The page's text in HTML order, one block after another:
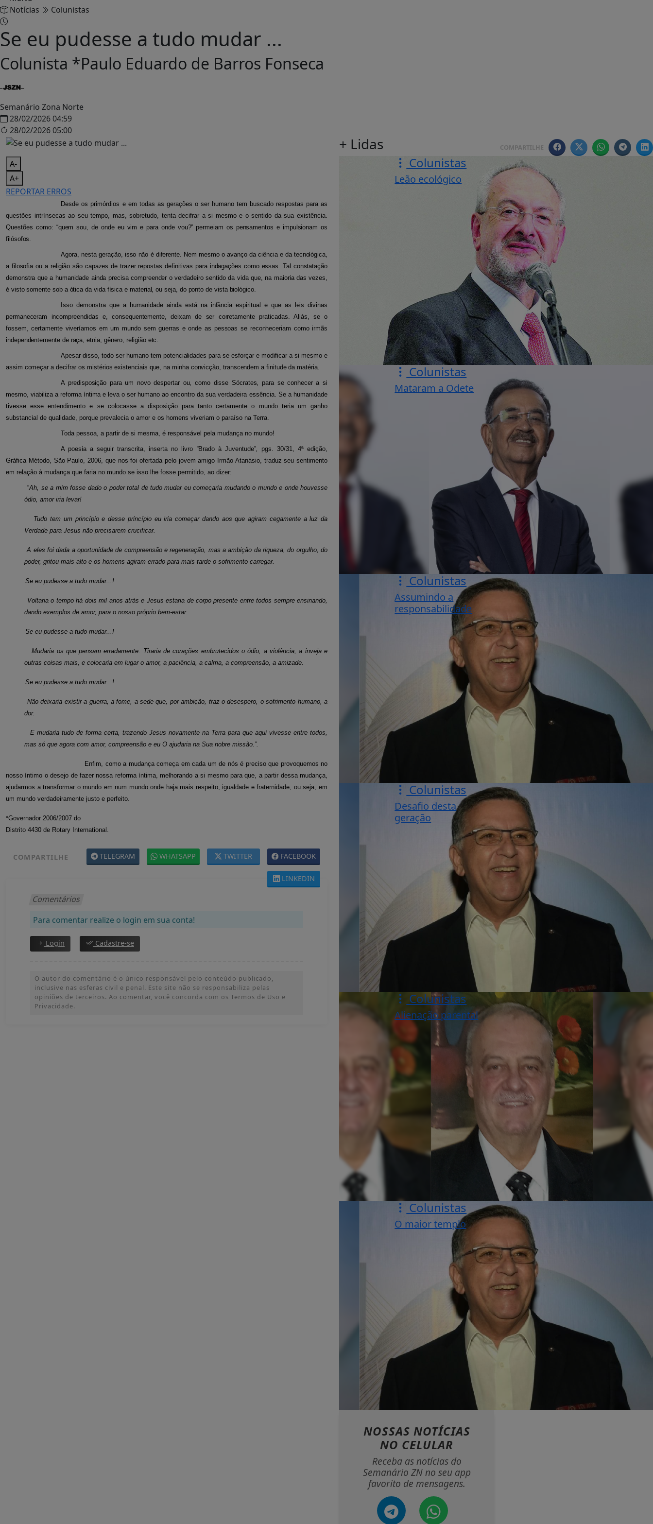
Notícias
Colunistas
Se eu pudesse a tudo mudar ...
Colunista *Paulo Eduardo de Barros Fonseca
Semanário Zona Norte
28/02/2026 04:59
28/02/2026 05:00
COMPARTILHE
A-
A+
REPORTAR ERROS
Desde os primórdios e em todas as gerações o ser humano tem buscado respostas para as
questões intrínsecas ao seu tempo, mas, sobretudo, tenta decifrar a si mesmo e o sentido da sua existência.
Questõescomo: “quem sou, de onde eu vim e para onde vou?” permeiam os pensamentos e impulsionam os
filósofos.
Agora, nesta geração, isso não é diferente. Nem mesmo o avanço da ciência e da tecnológica,
a filosofia ou a religião são capazes de trazer repostas definitivas para indagações como essas. Tal constatação
demonstra que a humanidade ainda precisa compreender o verdadeiro sentido da vida que, na maioria das vezes,
é visto somente sob a ótica da vida física e material, ou seja, do ponto de vista biológico.
Isso demonstra que a humanidade ainda está na infância espiritual e que as leis divinas
permaneceram incompreendidas e, consequentemente, deixam de ser corretamente praticadas. Aliás, se o
fossem, certamente viveríamos em um mundo sem guerras e onde as pessoas se reconheceriam como irmãs
independentemente de raça, etnia, gênero, religião etc.
Apesar disso, todo ser humano tem potencialidades para se esforçar e modificar a si mesmo e
assim começar a decifrar os mistérios existenciais que, na minha convicção, transcendem a finitude da matéria.
A predisposição para um novo despertar ou, como disse Sócrates, para se conhecer a si
mesmo, viabiliza a reforma íntima e leva o ser humano ao encontro da sua verdadeira essência. Se a humanidade
tivesse esse entendimento e se colocasse a disposição para tanto certamente o mundo teria um ganho
substancial de qualidade, porque prevalecia o amor e os homens viveriam o paraíso na Terra.
Toda pessoa, a partir de si mesma, é responsável pela mudança no mundo!
A poesia a seguir transcrita, inserta no livro “Brado à Juventude”
pgs. 30/31, 4ª edição,
Gráfica Método, São Paulo, 2006, que nos foi ofertada pelo jovem amigo Irmão Atanásio, traduz seu sentimento
em relação à mudança que faria no mundo se isso lhe fosse permitido, ao dizer:
“Ah, se a mim fosse dado o poder total de tudo mudar eu começaria mudando o mundo e onde houvesse
ódio, amor iria levar!
Tudo tem um princípio e desse princípio eu iria começar dando aos que agiram cegamente a luz da
Verdade para Jesus não precisarem crucificar.
A eles foi dada a oportunidade de compreensão e regeneração, mas a ambição da riqueza, do orgulho, do
poder, gritou mais alto e os homens agiram errado para mais tarde o sofrimento carregar.
Se eu pudesse a tudo mudar...!
Voltaria o tempo há dois mil anos atrás e Jesus estaria de corpo presente entre todos sempre ensinando,
dando exemplos de amor, para o nosso próprio bem-estar.
Se eu pudesse a tudo mudar...!
Mudaria os que pensam erradamente. Tiraria de corações embrutecidos o ódio, a violência, a inveja e
outras coisas mais, e colocaria em lugar o amor, a paciência, a calma, a compreensão, a amizade.
Se eu pudesse a tudo mudar...!
Não deixaria existir a guerra, a fome, a sede que, por ambição, traz o desespero, o sofrimento humano, a
dor.
E mudaria tudo de forma certa, trazendo Jesus novamente na Terra para que aqui vivesse entre todos,
mas só que agora com amor, compreensão e eu O ajudaria na Sua nobre missão.”.
Enfim, como a mudança começa em cada um de nós é preciso que provoquemos no
nosso íntimo o desejo de fazer nossa reforma íntima, melhorando a si mesmo para que, a partir dessa mudança,
ajudarmos a transformar o mundo em num mundo onde haja mais respeito, igualdade e fraternidade, ou seja, em
um mundo verdadeiramente justo e perfeito.
*Governador 2006/2007 do
Distrito 4430 de Rotary International.
COMPARTILHE FACEBOOK
TWITTER
WHATSAPP
TELEGRAM
LINKEDIN
Comentários
Para comentar realize o login em sua conta!
Login Cadastre-se
O autor do comentário é o único responsável pelo conteúdo publicado,
inclusive nas esferas civil e penal. Este site não se responsabiliza pelas
opiniões de terceiros. Ao comentar, você concorda com os Termos de Uso e
Privacidade.
+ Lidas
Colunistas
Leão ecológico
Colunistas
Mataram a Odete
Colunistas
Assumindo a
responsabilidade
Colunistas
Desafio desta
geração
Colunistas
Alienação parental
Colunistas
O maior templo
NOSSAS NOTÍCIAS
NO CELULAR
Receba as notícias do
Semanário ZN no seu app
favorito de mensagens.